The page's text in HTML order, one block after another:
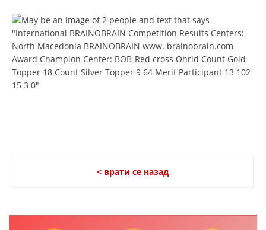
ПРВА ПОМОШ
КРВОДАРИТЕЛСТВО
ИНФОРМАЦИИ ЗА БОЛЕСТИ
ДЕЈСТВУВАЊЕ
< врати се назад